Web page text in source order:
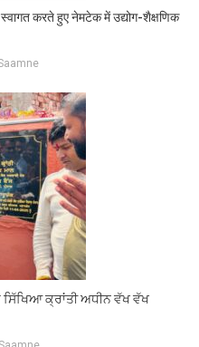
करते हुए नेमटेक में उद्योग-शैक्षणिक
ਕ੍ਰਾਂਤੀ ਅਧੀਨ ਵੱਖ ਵੱਖ